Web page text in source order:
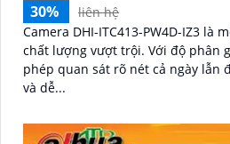
30%
liên hệ
Camera DHI-ITC413-PW4D-IZ3 là
chất lượng vượt trội. Với độ phân giải cao, camera này cho
phép quan sát rõ nét cả ngày lẫn đêm. Thiết kế
và dễ...